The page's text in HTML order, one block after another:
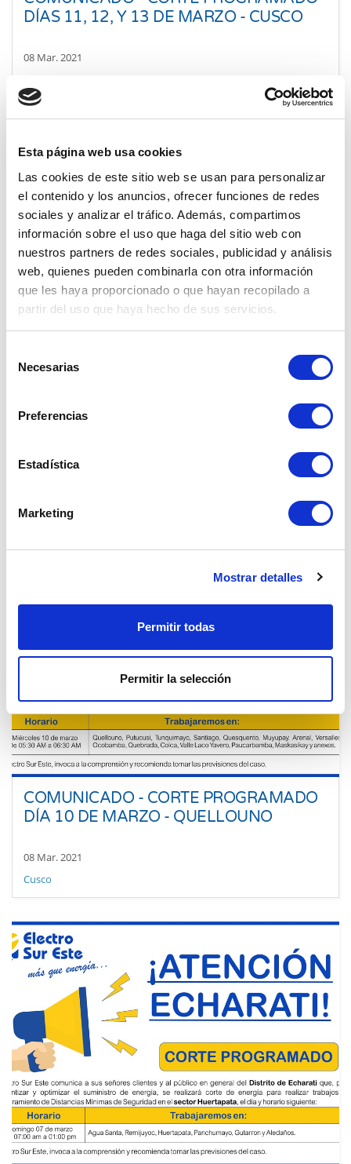
Esta página web usa cookies
Las cookies de este sitio web se usan para personalizar
el contenido y los anuncios, ofrecer funciones de redes
sociales y analizar el tráfico. Además, compartimos
información sobre el uso que haga del sitio web con
nuestros partners de redes sociales, publicidad y análisis
web, quienes pueden combinarla con otra información
que les haya proporcionado o que hayan recopilado a
partir del uso que haya hecho de sus servicios.
Necesarias
Preferencias
Estadística
Marketing
Mostrar detalles
Permitir todas
Permitir la selección
DÍAS 11, 12, Y 13 DE MARZO - CUSCO
08 Mar. 2021
DÍA 11 DE MARZO - PACCARITAMBO Y
CCAPI
08 Mar. 2021
COMUNICADO - CORTE PROGRAMADO
DÍA 10 DE MARZO - QUELLOUNO
08 Mar. 2021
Cusco